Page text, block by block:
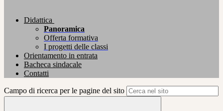
Didattica
Panoramica
Offerta formativa
I progetti delle classi
Orientamento in entrata
Bacheca sindacale
Contatti
Campo di ricerca per le pagine del sito